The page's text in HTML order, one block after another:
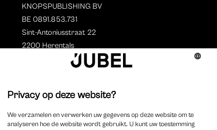
KNOPSPUBLISHING BV
BE 0891.853.731
Sint-Antoniusstraat 22
2200 Herentals
Auteurs
Overzicht auteurs